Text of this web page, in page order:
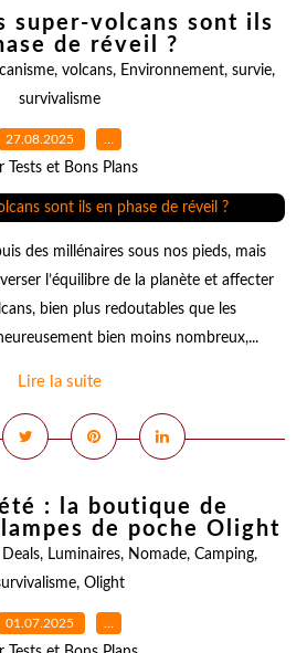
super-volcans sont ils
de réveil ?
, volcans, Environnement, survie,
survivalisme
27.08.2025 …
Tests et Bons Plans
des millénaires sous nos pieds, mais
l’équilibre de la planète et affecter
bien plus redoutables que les
bien moins nombreux,...
Lire la suite
: la boutique de
de poche Olight
Deals, Luminaires, Nomade, Camping,
, Olight
01.07.2025 …